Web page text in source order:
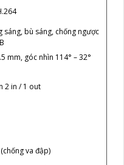
sáng, bù sáng, chống ngược
mm, góc nhìn 114° – 32°
2 in / 1 out
va đập)